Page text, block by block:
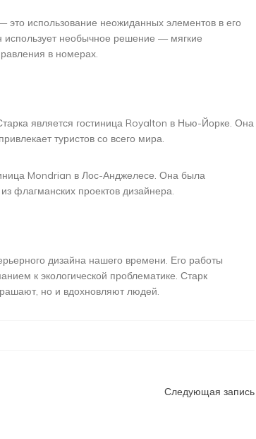
использование неожиданных элементов в его
необычное решение — мягкие
в номерах.
является гостиница Royalton в Нью-Йорке. Она
туристов со всего мира.
Mondrian в Лос-Анджелесе. Она была
флагманских проектов дизайнера.
дизайна нашего времени. Его работы
к экологической проблематике. Старк
но и вдохновляют людей.
Следующая запись